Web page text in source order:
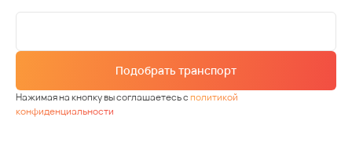
Подобрать транспорт
Нажимая на кнопку вы соглашаетесь сполитикой
конфиденциальности